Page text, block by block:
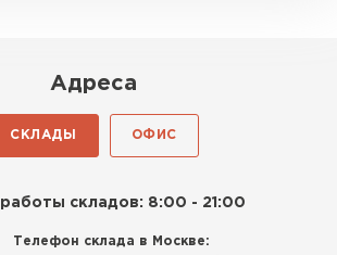
Адреса
СКЛАДЫ ОФИС
складов: 8:00 - 21:00
Телефон склада в Москве: